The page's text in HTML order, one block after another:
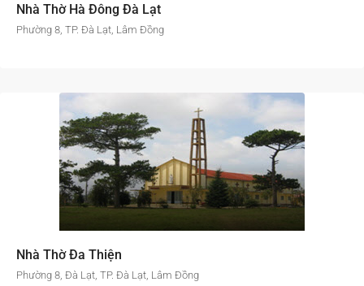
Nhà Thờ Hà Đông Đà Lạt
Phường 8, TP. Đà Lạt, Lâm Đồng
Nhà Thờ Đa Thiện
Phường 8, Đà Lạt, TP. Đà Lạt, Lâm Đồng